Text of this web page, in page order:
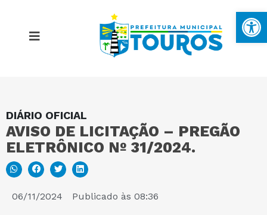
DIÁRIO OFICIAL
AVISO DE LICITAÇÃO – PREGÃO
ELETRÔNICO Nº 31/2024.
06/11/2024 Publicado às 08:36
MAPA DO SITE
PORTAL DA TRANSPARÊNCIA
E-SIC